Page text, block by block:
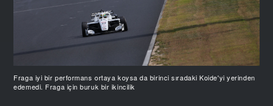
Fraga iyi bir performans ortaya koysa da birinci sıradaki Koide'yi yerinden
edemedi. Fraga için buruk bir ikincilik